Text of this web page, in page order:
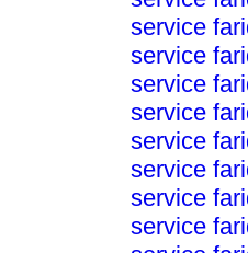
service
service
service
service
service
service
service
service